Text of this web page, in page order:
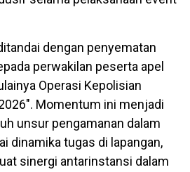
dengan penyematan
perwakilan peserta apel
Operasi Kepolisian
Momentum ini menjadi
unsur pengamanan dalam
dinamika tugas di lapangan,
sinergi antarinstansi dalam